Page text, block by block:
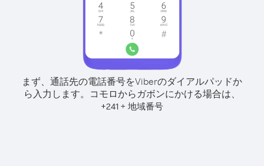
まず、通話先の電話番号をViberのダイアルパッドか
ら入力します。 コモロからガボンにかける場合は、
+241 + 地域番号